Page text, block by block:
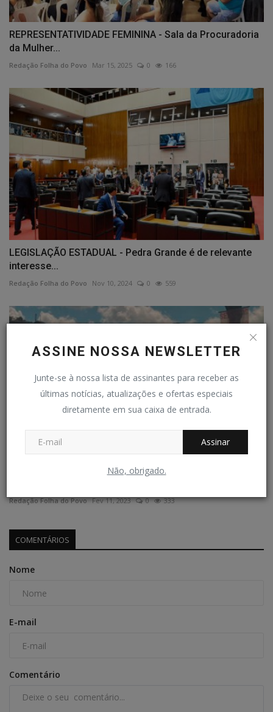
ASSINE NOSSA NEWSLETTER
Junte-se à nossa lista de assinantes para receber as
últimas notícias, atualizações e ofertas especiais
diretamente em sua caixa de entrada.
Assinar
Não, obrigado.
REPRESENTATIVIDADE FEMININA - Sala da Procuradoria
da Mulher...
Redação Folha do Povo Mar 15, 2025 0 166
LEGISLAÇÃO ESTADUAL - Pedra Grande é de relevante
interesse...
Redação Folha do Povo Nov 10, 2024 0 559
Ex-prefeito e vereadores de oposição contra o
Redação Folha do Povo Fev 11, 2023 0 333
COMENTÁRIOS
Nome
E-mail
Comentário